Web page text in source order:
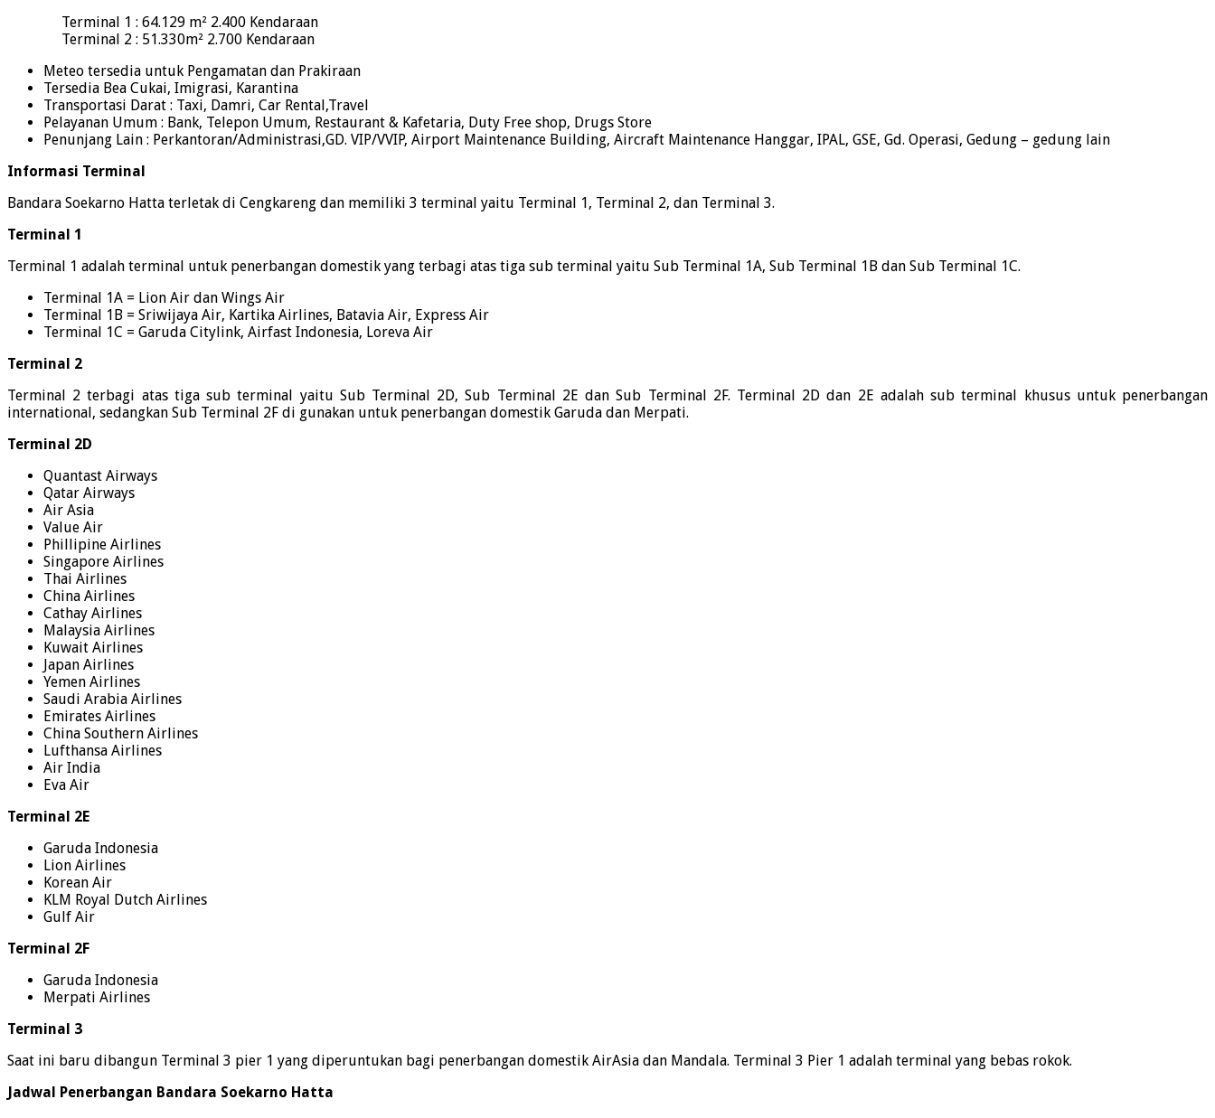
Terminal 1 : 64.129 m² 2.400 Kendaraan
Terminal 2 : 51.330m² 2.700 Kendaraan
Meteo tersedia untuk Pengamatan dan Prakiraan
Tersedia Bea Cukai, Imigrasi, Karantina
Transportasi Darat : Taxi, Damri, Car Rental,Travel
Pelayanan Umum : Bank, Telepon Umum, Restaurant & Kafetaria, Duty Free shop, Drugs Store
Penunjang Lain : Perkantoran/Administrasi,GD. VIP/VVIP, Airport Maintenance Building, Aircraft Maintenance Hanggar, IPAL, GSE, Gd. Operasi, Gedung – gedung lain
Informasi Terminal
Bandara Soekarno Hatta terletak di Cengkareng dan memiliki 3 terminal yaitu Terminal 1, Terminal 2, dan Terminal 3.
Terminal 1
Terminal 1 adalah terminal untuk penerbangan domestik yang terbagi atas tiga sub terminal yaitu Sub Terminal 1A, Sub Terminal 1B dan Sub Terminal 1C.
Terminal 1A = Lion Air dan Wings Air
Terminal 1B = Sriwijaya Air, Kartika Airlines, Batavia Air, Express Air
Terminal 1C = Garuda Citylink, Airfast Indonesia, Loreva Air
Terminal 2
Terminal 2 terbagi atas tiga sub terminal yaitu Sub Terminal 2D, Sub Terminal 2E dan Sub Terminal 2F. Terminal 2D dan 2E adalah sub terminal khusus untuk penerbangan
international, sedangkan Sub Terminal 2F di gunakan untuk penerbangan domestik Garuda dan Merpati.
Terminal 2D
Quantast Airways
Qatar Airways
Air Asia
Value Air
Phillipine Airlines
Singapore Airlines
Thai Airlines
China Airlines
Cathay Airlines
Malaysia Airlines
Kuwait Airlines
Japan Airlines
Yemen Airlines
Saudi Arabia Airlines
Emirates Airlines
China Southern Airlines
Lufthansa Airlines
Air India
Eva Air
Terminal 2E
Garuda Indonesia
Lion Airlines
Korean Air
KLM Royal Dutch Airlines
Gulf Air
Terminal 2F
Garuda Indonesia
Merpati Airlines
Terminal 3
Saat ini baru dibangun Terminal 3 pier 1 yang diperuntukan bagi penerbangan domestik AirAsia dan Mandala. Terminal 3 Pier 1 adalah terminal yang bebas rokok.
Jadwal Penerbangan Bandara Soekarno Hatta